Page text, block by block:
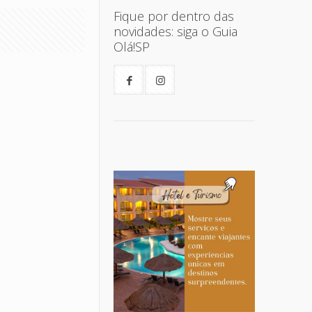
Fique por dentro das
novidades: siga o Guia
Olá!SP